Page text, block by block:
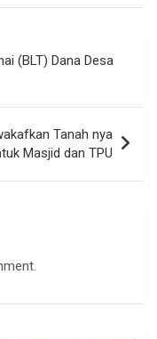
ke
dI
n
(BLT) Dana Desa
Tanah nya
Masjid dan TPU